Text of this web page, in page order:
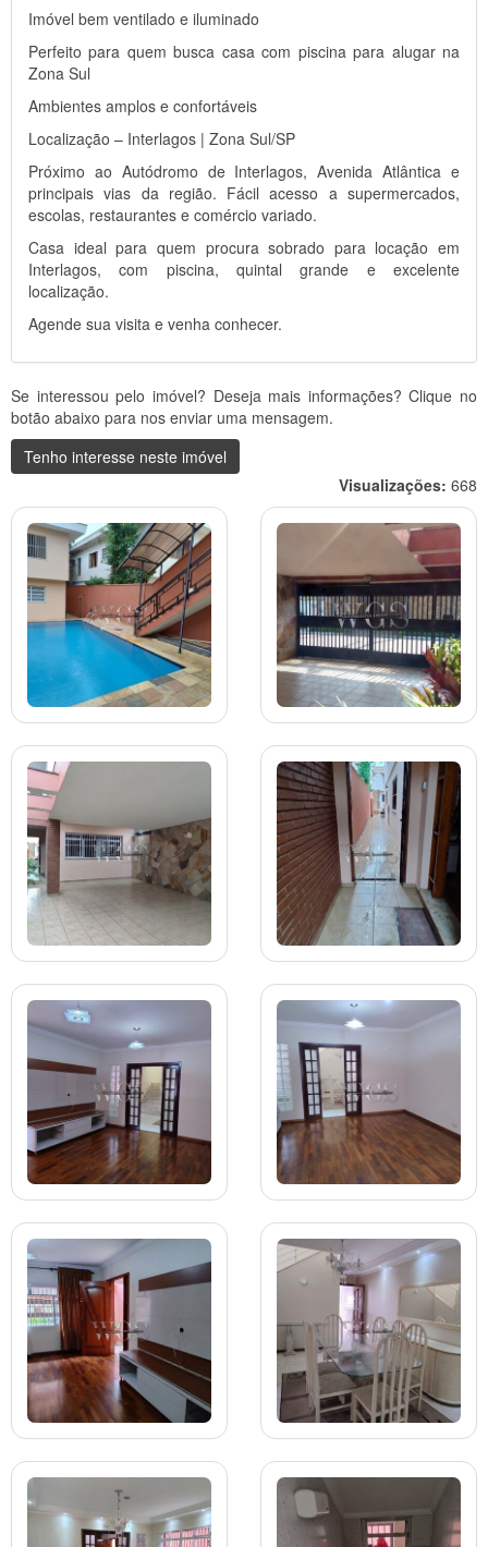
Imóvel bem ventilado e iluminado
Perfeito para quem busca casa com piscina para alugar na
Zona Sul
Ambientes amplos e confortáveis
Localização – Interlagos | Zona Sul/SP
Próximo ao Autódromo de Interlagos, Avenida Atlântica e
principais vias da região. Fácil acesso a supermercados,
escolas, restaurantes e comércio variado.
Casa ideal para quem procura sobrado para locação em
Interlagos, com piscina, quintal grande e excelente
localização.
Agende sua visita e venha conhecer.
Se interessou pelo imóvel? Deseja mais informações? Clique no
botão abaixo para nos enviar uma mensagem.
Tenho interesse neste imóvel
Visualizações: 668